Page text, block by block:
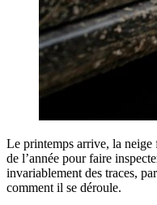
Le printemps arrive, la neige
de l’année pour faire
invariablement des traces,
comment il se déroule.